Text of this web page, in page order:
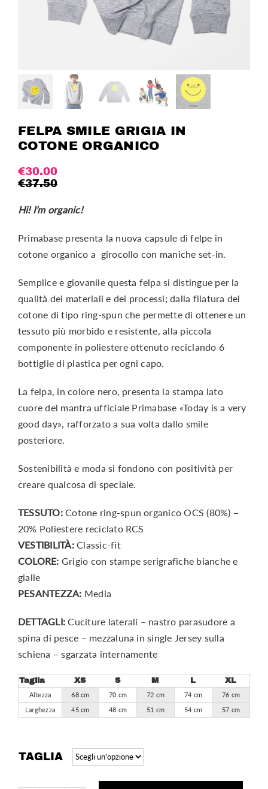
FELPA SMILE GRIGIA IN
COTONE ORGANICO
€37.50
€30.00
Hi! I’m organic!
Primabase presenta la nuova capsule di felpe in
cotone organico a girocollo con maniche set-in.
Semplice e giovanile questa felpa si distingue per la
qualità dei materiali e dei processi; dalla filatura del
cotone di tipo ring-spun che permette di ottenere un
tessuto più morbido e resistente, alla piccola
componente in poliestere ottenuto reciclando 6
bottiglie di plastica per ogni capo.
La felpa, in colore nero, presenta la stampa lato
cuore del mantra ufficiale Primabase «Today is a very
good day», rafforzato a sua volta dallo smile
posteriore.
Sostenibilità e moda si fondono con positività per
creare qualcosa di speciale.
TESSUTO:Cotone ring-spun organico OCS (80%) –
20% Poliestere reciclato RCS
VESTIBILITÀ:Classic-fit
COLORE: Grigio con stampe serigrafiche bianche e
gialle
PESANTEZZA: Media
DETTAGLI: Cuciture laterali – nastro parasudore a
spina di pesce – mezzaluna in single Jersey sulla
schiena – sgarzata internamente
Taglia XS S M L XL
Altezza 68 cm 70 cm 72 cm 74 cm
76 cm
Larghezza
45 cm 48 cm 51 cm 54 cm 57 cm
TAGLIA